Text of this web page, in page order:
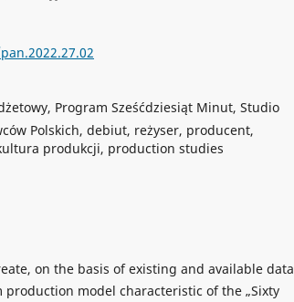
Program Sześćdziesiąt Minut, Studio
Polskich, debiut, reżyser, producent,
produkcji, production studies
on the basis of existing and available data
model characteristic of the „Sixty